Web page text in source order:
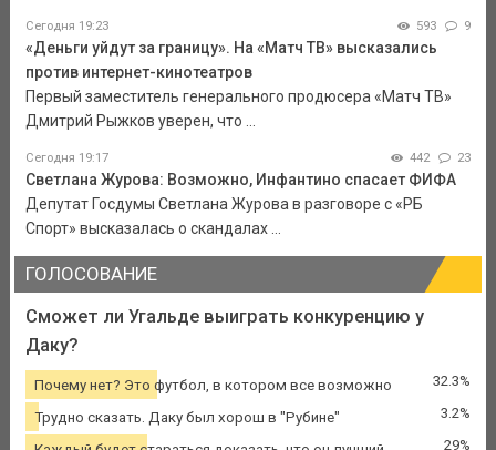
Сегодня 19:23 593 9
«Деньги уйдут за границу». На «Матч ТВ» высказались
против интернет-кинотеатров
Первый заместитель генерального продюсера «Матч ТВ»
Дмитрий Рыжков уверен, что ...
Сегодня 19:17 442 23
Светлана Журова: Возможно, Инфантино спасает ФИФА
Депутат Госдумы Светлана Журова в разговоре с «РБ
Спорт» высказалась о скандалах ...
ГОЛОСОВАНИЕ
Сможет ли Угальде выиграть конкуренцию у
Даку?
Почему нет? Это футбол, в котором все возможно 32.3%
Трудно сказать. Даку был хорош в "Рубине" 3.2%
29%